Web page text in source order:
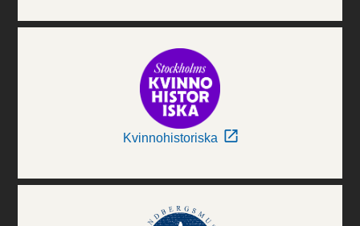
Kvinnohistoriska